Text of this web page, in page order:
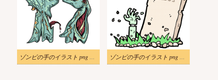
ゾンビの手のイラスト png ダウンロード ゾンビの手のイラスト png 画像